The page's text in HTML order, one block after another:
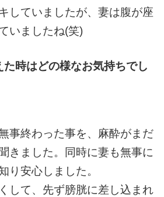
していましたが、妻は腹が座
いましたね(笑)
時はどの様なお気持ちでし
事終わった事を、麻酔がまだ
きました。同時に妻も無事に
り安心しました。
して、先ず膀胱に差し込まれ